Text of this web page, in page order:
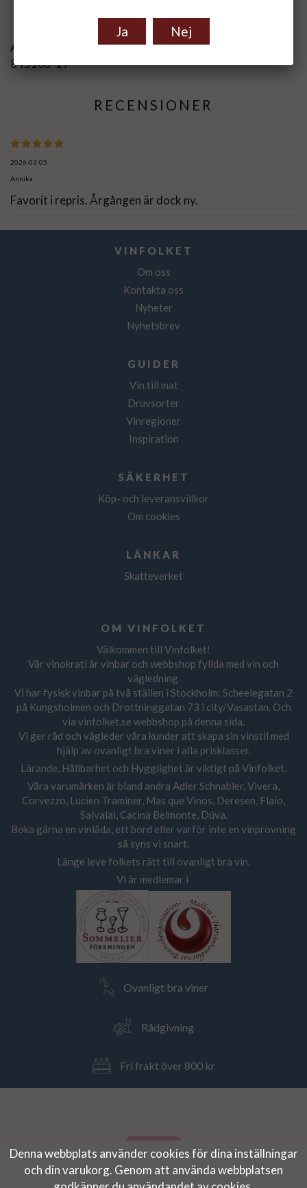
Artikelnummer:
845103-19
RECENSIONER
2026-03-05
Annika
Favorit i repris. Årgången är dock ny.
VINFOLKET
Om oss
Kontakta oss
Nyheter
Nyhetsbrev
GUIDER
Vin till mat
Druvsorter
Vinregioner
Inspiration
SÄKERHET
Köp- och leveransvillkor
Om cookies
LÄNKAR
Skatteverket
OM VINFOLKET
Välkommen till Vinfolket!
Vår vinokrati är vinbar och webbshop fyllda med vin och
vägledning.
Vi har fysisk vinbar på två ställen i Stockholm: Scheelegatan 2
på Kungsholmen och Drottninggatan 73 i city/Vasastan. Och
via vinfolket.se webbshop på denna sida.
Vi ger råd och vägleder våra kunder att skapa sin vinstil med
hjälp av ovanligt bra viner i alla prisklasser.
Lärande, Hållbarhet och Hygglighet är viktigt på Vinfolket.
Våra varumärken är bland andra Adler Schnabler, Vivera,
Corvezzo, Lucien Traminer, Mas que Vinos, Deresen, Flaio,
Salvalai, Cacina Belmonte, Dúva.
Boka gärna en vinlåda, ett bord eller varför inte en vinprovning
så syns vi snart.
Länge leve folkets rätt till ovanligt bra vin.
Vi är medlemar i
Ovanligt bra viner
Rådgivning
Fri frakt över 800 kr
Denna webbplats använder cookies för dina inställningar
och din varukorg. Genom att använda webbplatsen
Ja Nej